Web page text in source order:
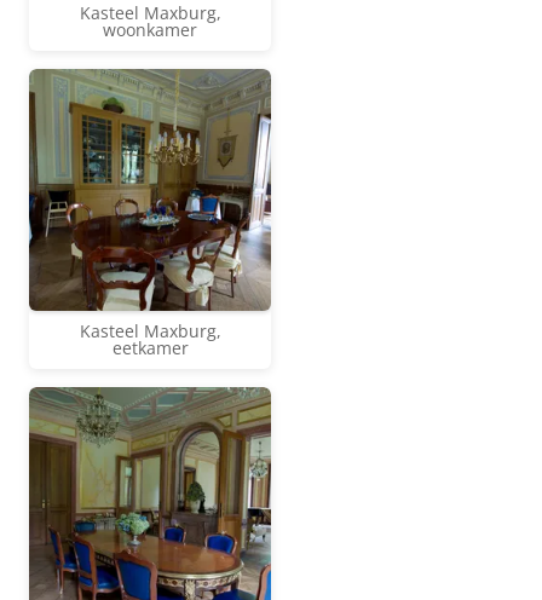
Kasteel Maxburg,
woonkamer
Kasteel Maxburg,
eetkamer